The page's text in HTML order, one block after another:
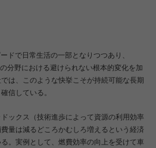
ドで日常生活の一部となりつつあり、
分野における避けられない根本的変化を加
は、このような快挙こそが持続可能な長期
信している。
ックス（技術進歩によって資源の利用効率
量は減るどころかむしろ増えるという経済
。実例として、燃費効率の向上を受けて車